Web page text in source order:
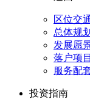
区位交
总体规划
发展愿
落户项目
服务配
投资指南